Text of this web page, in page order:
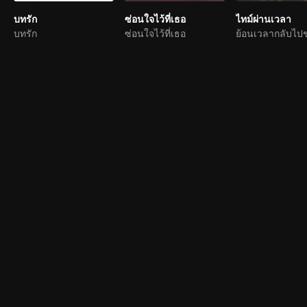
บทรัก
บทรัก
ซ่อนใจไว้ที่เธอ
ซ่อนใจไว้ที่เธอ
ไทม์ผ่านเวลา